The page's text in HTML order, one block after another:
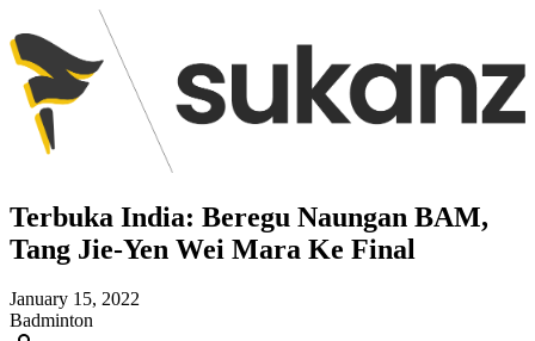
Terbuka India: Beregu Naungan BAM,
Tang Jie-Yen Wei Mara Ke Final
January 15, 2022
Badminton